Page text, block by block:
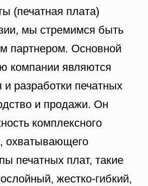
(печатная плата)
мы стремимся быть
партнером. Основной
компании являются
и разработки печатных
и продажи. Он
комплексного
охватывающего
печатных плат, такие
жестко-гибкий,